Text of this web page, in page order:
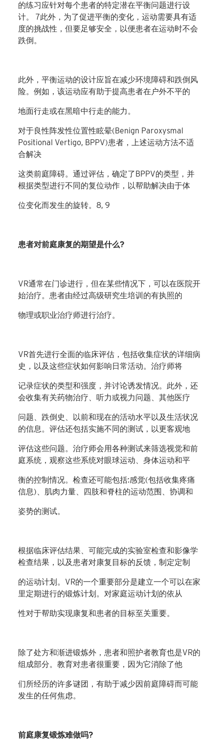
的练习应针对每个患者的特定潜在平衡问题进行设
计。 7此外，为了促进平衡的变化，运动需要具有适
度的挑战性，但要足够安全，以便患者在运动时不会
跌倒。
此外，平衡运动的设计应旨在减少环境障碍和跌倒风
险。例如，该运动应有助于提高患者在户外不平的
地面行走或在黑暗中行走的能力。
对于良性阵发性位置性眩晕(Benign Paroxysmal
Positional Vertigo, BPPV)患者，上述运动方法不适
合解决
这类前庭障碍。通过评估，确定了BPPV的类型，并
根据类型进行不同的复位动作，以帮助解决由于体
位变化而发生的旋转。8, 9
患者对前庭康复的期望是什么?
VR通常在门诊进行，但在某些情况下，可以在医院开
始治疗。患者由经过高级研究生培训的有执照的
物理或职业治疗师进行治疗。
VR首先进行全面的临床评估，包括收集症状的详细病
史，以及这些症状如何影响日常活动。治疗师将
记录症状的类型和强度，并讨论诱发情况。此外，还
会收集有关药物治疗、听力或视力问题、其他医疗
问题、跌倒史、以前和现在的活动水平以及生活状况
的信息。评估还包括实施不同的测试，以更客观地
评估这些问题。治疗师会用各种测试来筛选视觉和前
庭系统，观察这些系统对眼球运动、身体运动和平
衡的控制情况。检查还可能包括:感觉(包括收集疼痛
信息)、肌肉力量、四肢和脊柱的运动范围、协调和
姿势的测试。
根据临床评估结果、可能完成的实验室检查和影像学
检查结果，以及患者对康复目标的反馈，制定定制
的运动计划。VR的一个重要部分是建立一个可以在家
里定期进行的锻炼计划。对家庭运动计划的依从
性对于帮助实现康复和患者的目标至关重要。
除了处方和渐进锻炼外，患者和照护者教育也是VR的
组成部分。教育对患者很重要，因为它消除了他
们所经历的许多谜团，有助于减少因前庭障碍而可能
发生的任何焦虑。
前庭康复锻炼难做吗?